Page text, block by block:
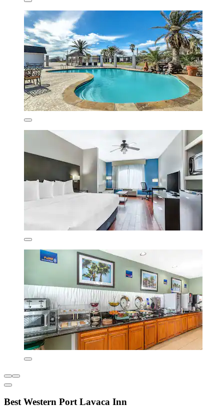
Best Western Port Lavaca Inn